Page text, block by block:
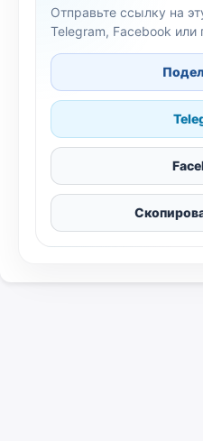
Отправьте ссылку на
Telegram, Facebook или